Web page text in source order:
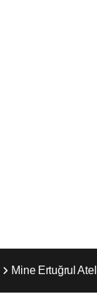
Mine Ertuğrul